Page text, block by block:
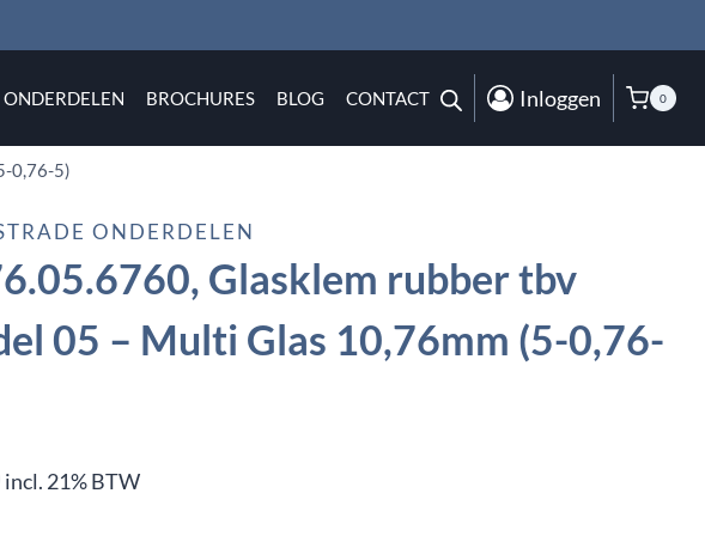
ONDERDELEN BROCHURES BLOG CONTACT Inloggen 0
0,76-5)
ONDERDELEN
Glasklem rubber tbv
05 – Multi Glas 10,76mm (5-0,76-
incl. 21% BTW